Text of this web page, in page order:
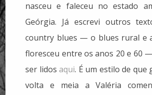
nasceu e faleceu no estado
Geórgia. Já escrevi outros
country blues — o blues rural e
floresceu entre os anos 20 e 60
ser lidosaqui. É um estilo de que
volta e meia a Valéria